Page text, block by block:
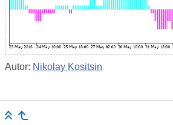
Autor: Nikolay Kositsin